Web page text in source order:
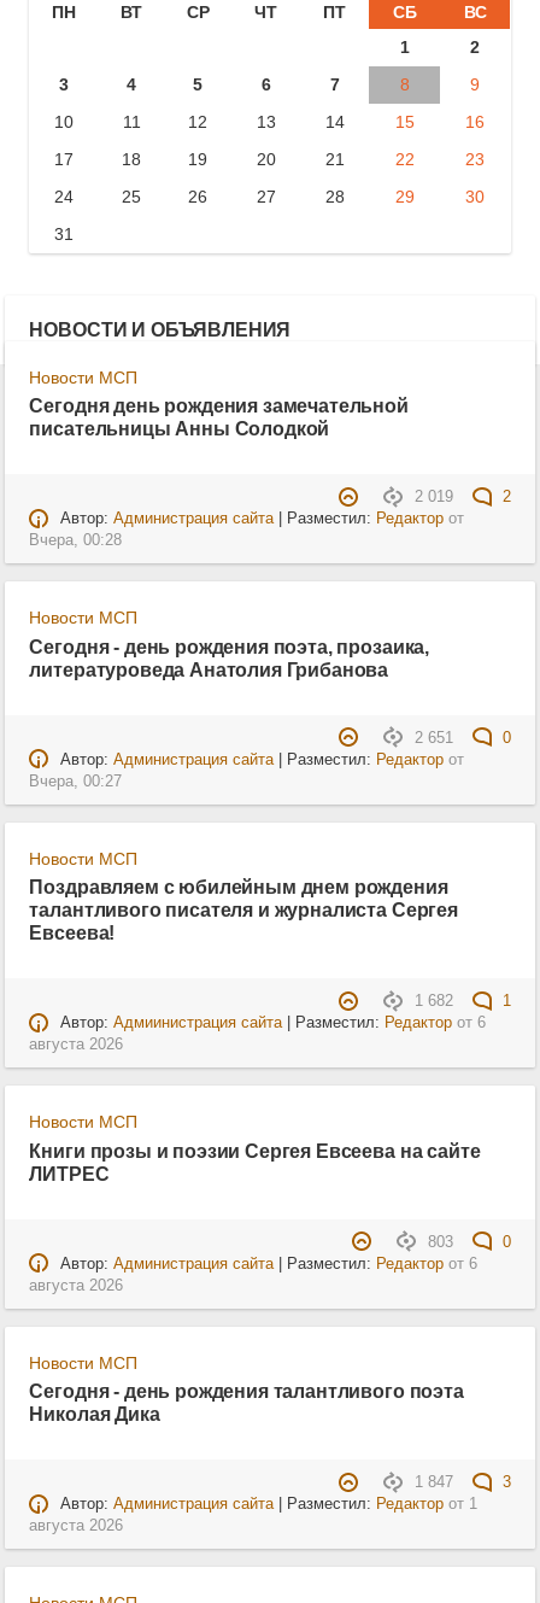
ПН ВТ СР ЧТ ПТ СБ
ВС
1
2
3
4 5 6 7 8
9
10
11 12 13 14 15
16
17
18 19 20 21 22
23
24
25 26 27 28 29
30
31
НОВОСТИ И ОБЪЯВЛЕНИЯ
Новости МСП
Сегодня день рождения замечательной
писательницы Анны Солодкой
2 019
2
Автор: Администрация сайта| Разместил: Редакторот
Вчера, 00:28
Новости МСП
Сегодня - день рождения поэта, прозаика,
литературоведа Анатолия Грибанова
2 651
0
Автор: Администрация сайта| Разместил: Редакторот
Вчера, 00:27
Новости МСП
Поздравляем с юбилейным днем рождения
талантливого писателя и журналиста Сергея
Евсеева!
1 682
1
Автор: Адмиинистрация сайта| Разместил: Редакторот 6
августа 2026
Новости МСП
Книги прозы и поэзии Сергея Евсеева на сайте
ЛИТРЕС
803
0
Автор: Администрация сайта| Разместил: Редакторот 6
августа 2026
Новости МСП
Сегодня - день рождения талантливого поэта
Николая Дика
1 847
3
Автор: Администрация сайта| Разместил: Редакторот 1
августа 2026